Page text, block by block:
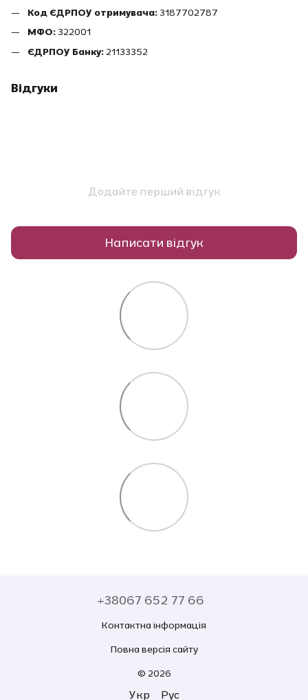
Код ЄДРПОУ отримувача:3187702787
МФО:322001
ЄДРПОУ Банку: 21133352
Відгуки
Додайте перший відгук
Написати відгук
+38067 652 77 66
Контактна інформація
Повна версія сайту
© 2026
Укр Рус